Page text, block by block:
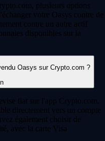
plusieurs options
votre Oasys contre de
contre un autre actif
disponibles sur la
Oasys sur Crypto.com ?
fiat sur l'app Crypto.com,
directement vers un compte
également choisir de
avec la carte Visa